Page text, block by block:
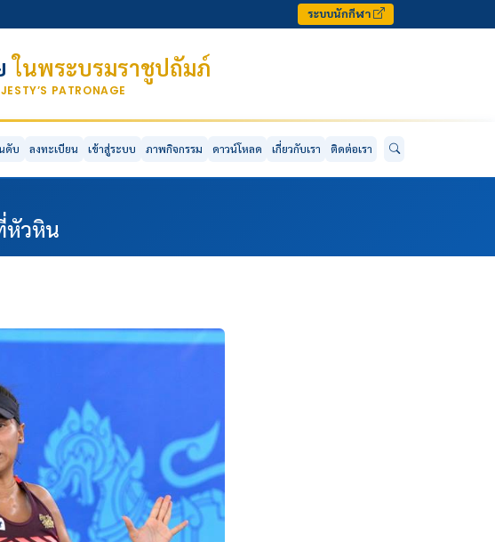
ระบบนักกีฬา
ในพระบรมราชูปถัมภ์
PATRONAGE
ดับ ลงทะเบียน เข้าสู่ระบบ ภาพกิจกรรม ดาวน์โหลด เกี่ยวกับเรา ติดต่อเรา
หัวหิน